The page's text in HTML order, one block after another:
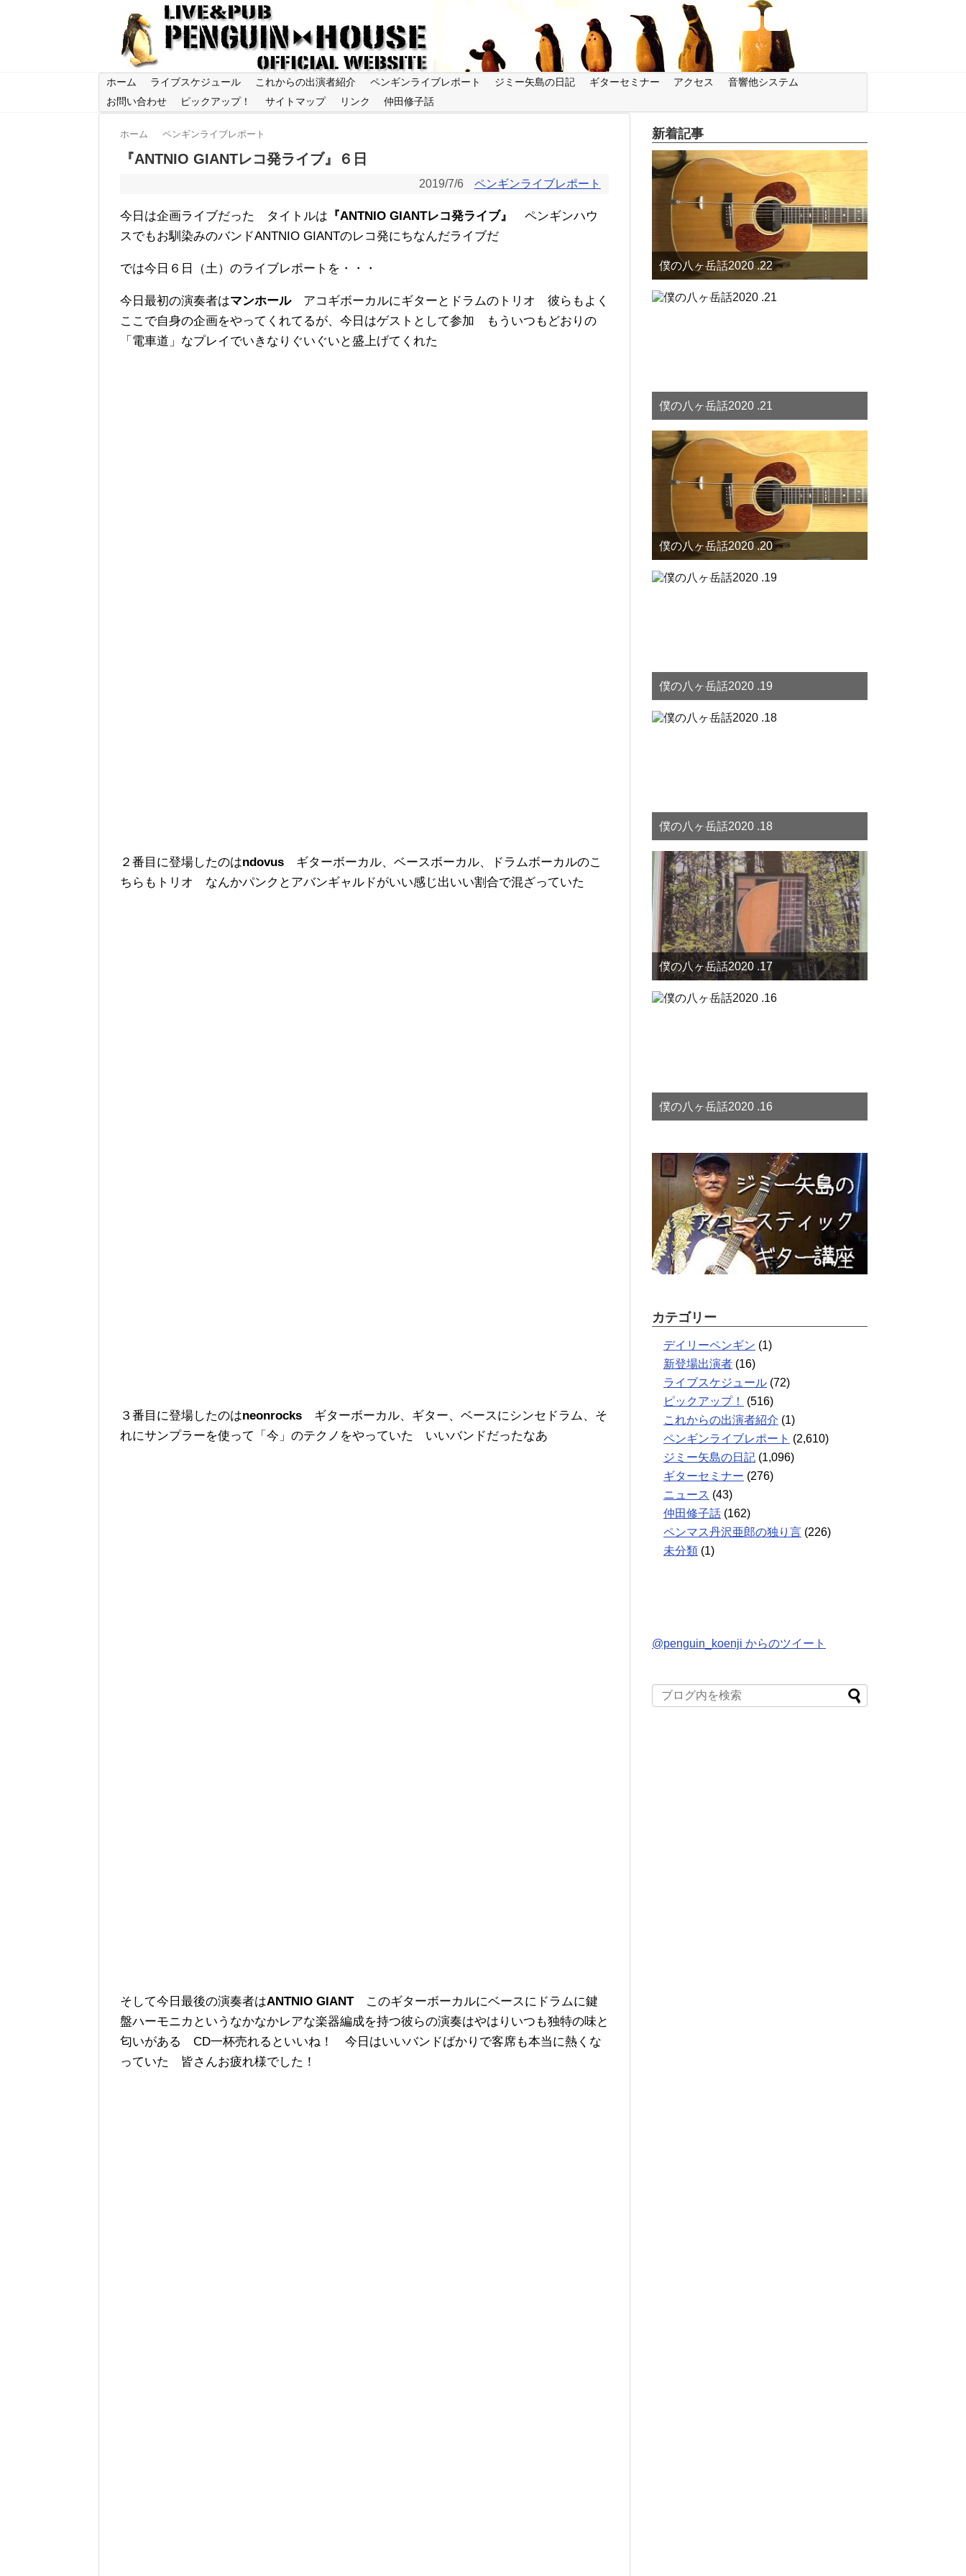
ホーム ライブスケジュール これからの出演者紹介 ペンギンライブレポート ジミー矢島の日記 ギターセミナー アクセス
音響他システム
お問い合わせ
ピックアップ！ サイトマップ リンク 仲田修子話
ホーム ペンギンライブレポート
『ANTNIO GIANTレコ発ライブ』６日
2019/7/6 ペンギンライブレポート
今日は企画ライブだった タイトルは 『ANTNIO GIANTレコ発ライブ』
ペンギンハウ
スでもお馴染みのバンドANTNIO GIANTのレコ発にちなんだライブだ
では今日６日（土）のライブレポートを・・・
今日最初の演奏者はマンホール アコギボーカルにギターとドラムのトリオ 彼らもよく
ここで自身の企画をやってくれてるが、今日はゲストとして参加 もういつもどおりの
「電車道」なプレイでいきなりぐいぐいと盛上げてくれた
２番目に登場したのはndovus ギターボーカル、ベースボーカル、ドラムボーカルのこ
ちらもトリオ なんかパンクとアバンギャルドがいい感じ出いい割合で混ざっていた
３番目に登場したのはneonrocks ギターボーカル、ギター、ベースにシンセドラム、そ
れにサンプラーを使って「今」のテクノをやっていた いいバンドだったなあ
そして今日最後の演奏者はANTNIO GIANT
このギターボーカルにベースにドラムに鍵
盤ハーモニカというなかなかレアな楽器編成を持つ彼らの演奏はやはりいつも独特の味と
匂いがある CD一杯売れるといいね！ 今日はいいバンドばかりで客席も本当に熱くな
っていた 皆さんお疲れ様でした！
新着記事
僕の八ヶ岳話2020 .22
僕の八ヶ岳話2020 .21
僕の八ヶ岳話2020 .20
僕の八ヶ岳話2020 .19
僕の八ヶ岳話2020 .18
僕の八ヶ岳話2020 .17
僕の八ヶ岳話2020 .16
カテゴリー
デイリーペンギン (1)
新登場出演者 (16)
ライブスケジュール (72)
ピックアップ！
(516)
これからの出演者紹介 (1)
ペンギンライブレポート (2,610)
ジミー矢島の日記 (1,096)
ギターセミナー (276)
ニュース (43)
仲田修子話 (162)
ペンマス丹沢亜郎の独り言 (226)
未分類 (1)
@penguin_koenji からのツイート